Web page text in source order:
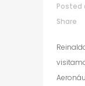
Posted
Share